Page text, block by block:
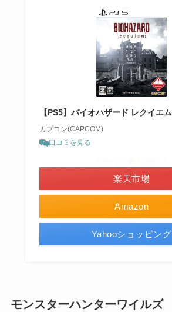
【PS5】バイオハザード レクイエム
カプコン(CAPCOM)
口コミを見る
Amazon
楽天市場
Yahooショッピング
モンスターハンターワイルズ